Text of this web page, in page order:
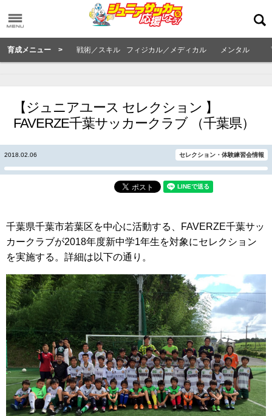
育成メニュー > 戦術／スキル フィジカル／メディカル メンタル
【ジュニアユース セレクション 】
FAVERZE千葉サッカークラブ （千葉県）
2018.02.06 セレクション・体験練習会情報
千葉県千葉市若葉区を中心に活動する、FAVERZE千葉サッ
カークラブが2018年度新中学1年生を対象にセレクション
を実施する。詳細は以下の通り。